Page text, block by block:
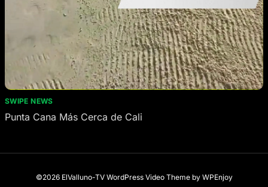
SWIPE NEWS
Punta Cana Más Cerca de Cali
©2026 ElValluno-TV WordPress Video Themeby WPEnjoy